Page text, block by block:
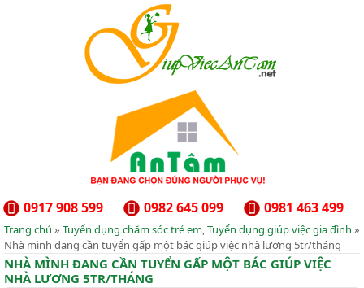
0981 463 499
0982 645 099
0917 908 599
Trang chủ » Tuyển dụng chăm sóc trẻ em,Tuyển dụng giúp việc gia đình »
Nhà mình đang cần tuyển gấp một bác giúp việc nhà lương 5tr/tháng
NHÀ MÌNH ĐANG CẦN TUYỂN GẤP MỘT BÁC GIÚP VIỆC
NHÀ LƯƠNG 5TR/THÁNG